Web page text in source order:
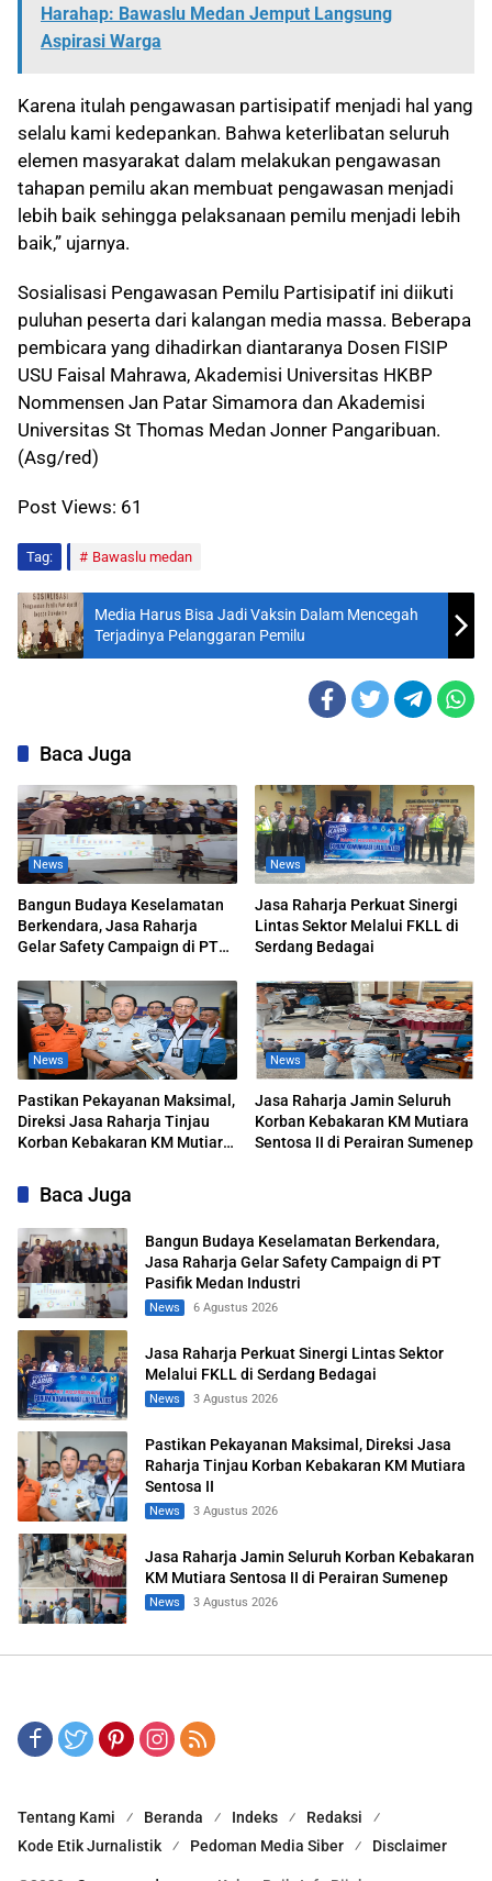
Harahap: Bawaslu Medan Jemput Langsung
Aspirasi Warga
Karena itulah pengawasan partisipatif menjadi hal yang
selalu kami kedepankan. Bahwa keterlibatan seluruh
elemen masyarakat dalam melakukan pengawasan
tahapan pemilu akan membuat pengawasan menjadi
lebih baik sehingga pelaksanaan pemilu menjadi lebih
baik,” ujarnya.
Sosialisasi Pengawasan Pemilu Partisipatif ini diikuti
puluhan peserta dari kalangan media massa. Beberapa
pembicara yang dihadirkan diantaranya Dosen FISIP
USU Faisal Mahrawa, Akademisi Universitas HKBP
Nommensen Jan Patar Simamora dan Akademisi
Universitas St Thomas Medan Jonner Pangaribuan.
(Asg/red)
Post Views: 61
Tag: Bawaslu medan
Media Harus Bisa Jadi Vaksin Dalam Mencegah
Terjadinya Pelanggaran Pemilu
Baca Juga
News
Bangun Budaya Keselamatan
Berkendara, Jasa Raharja
Gelar Safety Campaign di PT
News
Jasa Raharja Perkuat Sinergi
Lintas Sektor Melalui FKLL di
Serdang Bedagai
News
Pastikan Pekayanan Maksimal,
Direksi Jasa Raharja Tinjau
Korban Kebakaran KM Mutiara
News
Jasa Raharja Jamin Seluruh
Korban Kebakaran KM Mutiara
Sentosa II di Perairan Sumenep
Baca Juga
Bangun Budaya Keselamatan Berkendara,
Jasa Raharja Gelar Safety Campaign di PT
Pasifik Medan Industri
News 6 Agustus 2026
Jasa Raharja Perkuat Sinergi Lintas Sektor
Melalui FKLL di Serdang Bedagai
News 3 Agustus 2026
Pastikan Pekayanan Maksimal, Direksi Jasa
Raharja Tinjau Korban Kebakaran KM Mutiara
Sentosa II
News 3 Agustus 2026
Jasa Raharja Jamin Seluruh Korban Kebakaran
KM Mutiara Sentosa II di Perairan Sumenep
News 3 Agustus 2026
Tentang Kami Beranda Indeks
Redaksi
Kode Etik Jurnalistik
Pedoman Media Siber Disclaimer